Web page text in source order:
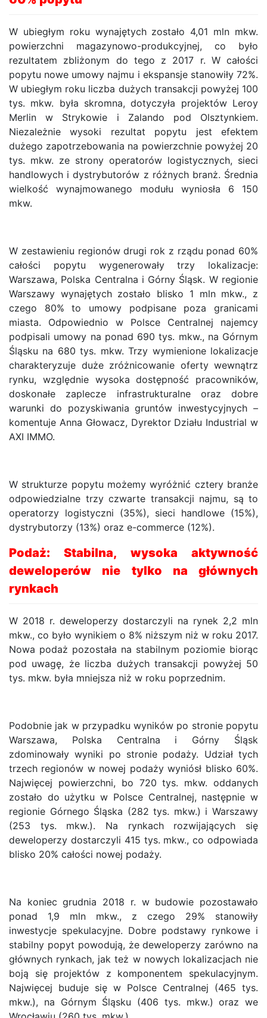
W ubiegłym roku wynajętych zostało 4,01 mln mkw.
powierzchni magazynowo-produkcyjnej, co było
rezultatem zbliżonym do tego z 2017 r. W całości
popytu nowe umowy najmu i ekspansje stanowiły 72%.
W ubiegłym roku liczba dużych transakcji powyżej 100
tys. mkw. była skromna, dotyczyła projektów Leroy
Merlin w Strykowie i Zalando pod Olsztynkiem.
Niezależnie wysoki rezultat popytu jest efektem
dużego zapotrzebowania na powierzchnie powyżej 20
tys. mkw. ze strony operatorów logistycznych, sieci
handlowych i dystrybutorów z różnych branż. Średnia
wielkość wynajmowanego modułu wyniosła 6 150
mkw.
W zestawieniu regionów drugi rok z rządu ponad 60%
całości popytu wygenerowały trzy lokalizacje:
Warszawa, Polska Centralna i Górny Śląsk. W regionie
Warszawy wynajętych zostało blisko 1 mln mkw., z
czego 80% to umowy podpisane poza granicami
miasta. Odpowiednio w Polsce Centralnej najemcy
podpisali umowy na ponad 690 tys. mkw., na Górnym
Śląsku na 680 tys. mkw. Trzy wymienione lokalizacje
charakteryzuje duże zróżnicowanie oferty wewnątrz
rynku, względnie wysoka dostępność pracowników,
doskonałe zaplecze infrastrukturalne oraz dobre
warunki do pozyskiwania gruntów inwestycyjnych –
komentuje Anna Głowacz, Dyrektor Działu Industrial w
AXI IMMO.
W strukturze popytu możemy wyróżnić cztery branże
odpowiedzialne trzy czwarte transakcji najmu, są to
operatorzy logistyczni (35%), sieci handlowe (15%),
dystrybutorzy (13%) oraz e-commerce (12%).
Podaż: Stabilna, wysoka aktywność
deweloperów nie tylko na głównych
rynkach
W 2018 r. deweloperzy dostarczyli na rynek 2,2 mln
mkw., co było wynikiem o 8% niższym niż w roku 2017.
Nowa podaż pozostała na stabilnym poziomie biorąc
pod uwagę, że liczba dużych transakcji powyżej 50
tys. mkw. była mniejsza niż w roku poprzednim.
Podobnie jak w przypadku wyników po stronie popytu
Warszawa, Polska Centralna i Górny Śląsk
zdominowały wyniki po stronie podaży. Udział tych
trzech regionów w nowej podaży wyniósł blisko 60%.
Najwięcej powierzchni, bo 720 tys. mkw. oddanych
zostało do użytku w Polsce Centralnej, następnie w
regionie Górnego Śląska (282 tys. mkw.) i Warszawy
(253 tys. mkw.). Na rynkach rozwijających się
deweloperzy dostarczyli 415 tys. mkw., co odpowiada
blisko 20% całości nowej podaży.
Na koniec grudnia 2018 r. w budowie pozostawało
ponad 1,9 mln mkw., z czego 29% stanowiły
inwestycje spekulacyjne. Dobre podstawy rynkowe i
stabilny popyt powodują, że deweloperzy zarówno na
głównych rynkach, jak też w nowych lokalizacjach nie
boją się projektów z komponentem spekulacyjnym.
Najwięcej buduje się w Polsce Centralnej (465 tys.
mkw.), na Górnym Śląsku (406 tys. mkw.) oraz we